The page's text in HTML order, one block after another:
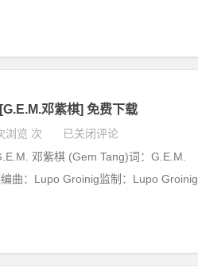
邓紫棋] 免费下载
浏览 次 已关闭评论
邓紫棋 (Gem Tang)词：G.E.M.
曲：Lupo Groinig监制：Lupo Groinig